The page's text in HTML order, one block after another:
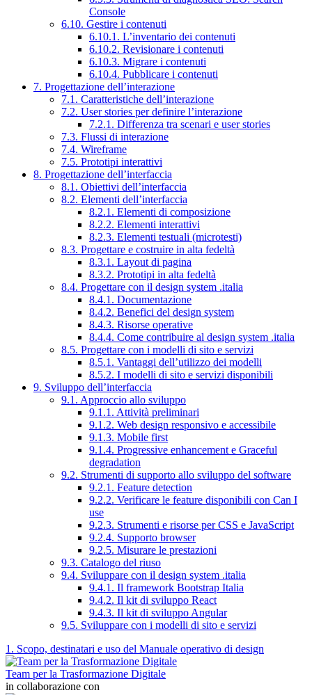
Console
6.10. Gestire i contenuti
6.10.1. L’inventario dei contenuti
6.10.2. Revisionare i contenuti
6.10.3. Migrare i contenuti
6.10.4. Pubblicare i contenuti
7. Progettazione dell’interazione
7.1. Caratteristiche dell’interazione
7.2. User stories per definire l’interazione
7.2.1. Differenza tra scenari e user stories
7.3. Flussi di interazione
7.4. Wireframe
7.5. Prototipi interattivi
8. Progettazione dell’interfaccia
8.1. Obiettivi dell’interfaccia
8.2. Elementi dell’interfaccia
8.2.1. Elementi di composizione
8.2.2. Elementi interattivi
8.2.3. Elementi testuali (microtesti)
8.3. Progettare e costruire in alta fedeltà
8.3.1. Layout di pagina
8.3.2. Prototipi in alta fedeltà
8.4. Progettare con il design system .italia
8.4.1. Documentazione
8.4.2. Benefici del design system
8.4.3. Risorse operative
8.4.4. Come contribuire al design system .italia
8.5. Progettare con i modelli di sito e servizi
8.5.1. Vantaggi dell’utilizzo dei modelli
8.5.2. I modelli di sito e servizi disponibili
9. Sviluppo dell’interfaccia
9.1. Approccio allo sviluppo
9.1.1. Attività preliminari
9.1.2. Web design responsivo e accessibile
9.1.3. Mobile first
9.1.4. Progressive enhancement e Graceful
degradation
9.2. Strumenti di supporto allo sviluppo del software
9.2.1. Feature detection
9.2.2. Verificare le feature disponibili con Can I
use
9.2.3. Strumenti e risorse per CSS e JavaScript
9.2.4. Supporto browser
9.2.5. Misurare le prestazioni
9.3. Catalogo del riuso
9.4. Sviluppare con il design system .italia
9.4.1. Il framework Bootstrap Italia
9.4.2. Il kit di sviluppo React
9.4.3. Il kit di sviluppo Angular
9.5. Sviluppare con i modelli di sito e servizi
1. Scopo, destinatari e uso del Manuale operativo di design
Team per la Trasformazione Digitale
in collaborazione con